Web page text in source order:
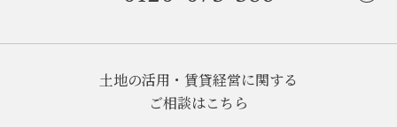
土地の活用・賃貸経営に関する
ご相談はこちら